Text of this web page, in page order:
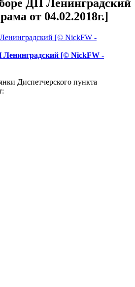
ДП Ленинградский
от 04.02.2018г.]
Ленинградский [© NickFW -
Диспетчерского пункта